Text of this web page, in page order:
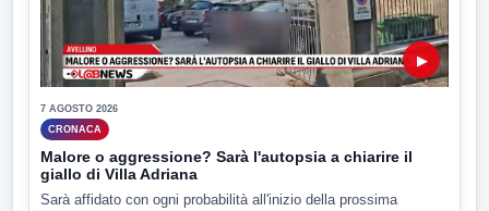
▶
7 AGOSTO 2026
CRONACA
Malore o aggressione? Sarà l'autopsia a chiarire il
giallo di Villa Adriana
Sarà affidato con ogni probabilità all'inizio della prossima